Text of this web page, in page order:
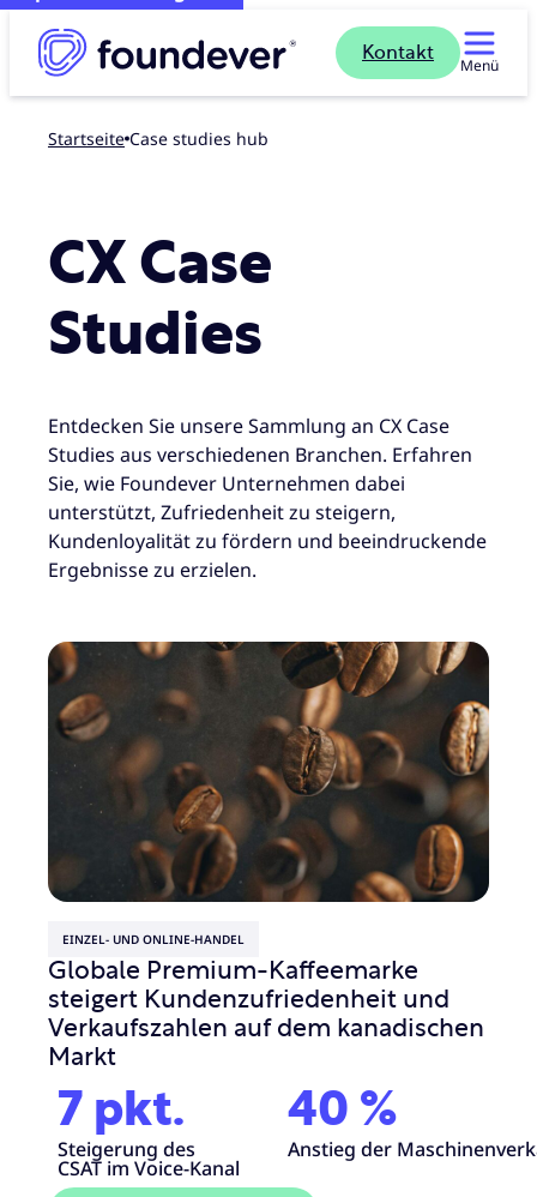
Kontakt
Menü
Startseite Case studies hub
CX Case
Studies
Entdecken Sie unsere Sammlung an CX Case
Studies aus verschiedenen Branchen. Erfahren
Sie, wie Foundever Unternehmen dabei
unterstützt, Zufriedenheit zu steigern,
Kundenloyalität zu fördern und beeindruckende
Ergebnisse zu erzielen.
EINZEL- UND ONLINE-HANDEL
Globale Premium-Kaffeemarke
steigert Kundenzufriedenheit und
Verkaufszahlen auf dem kanadischen
Markt
7 pkt.
Steigerung des
CSAT im Voice-Kanal
40 %
Anstieg der